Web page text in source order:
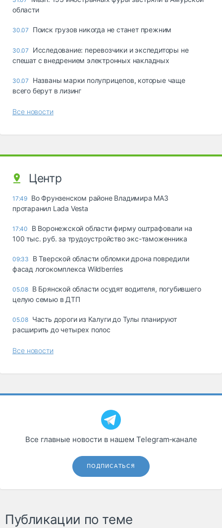
области
30.07 Поиск грузов никогда не станет прежним
30.07
Исследование: перевозчики и экспедиторы не
спешат с внедрением электронных накладных
30.07
Названы марки полуприцепов, которые чаще
всего берут в лизинг
Все новости
Центр
17:49 Во Фрунзенском районе Владимира МАЗ
протаранил Lada Vesta
17:40
В Воронежской области фирму оштрафовали на
100 тыс. руб. за трудоустройство экс-таможенника
09:33
В Тверской области обломки дрона повредили
фасад логокомплекса Wildberries
05.08 В Брянской области осудят водителя, погубившего
целую семью в ДТП
05.08 Часть дороги из Калуги до Тулы планируют
расширить до четырех полос
Все новости
Все главные новости в нашем Telegram‑канале
ПОДПИСАТЬСЯ
Публикации по теме